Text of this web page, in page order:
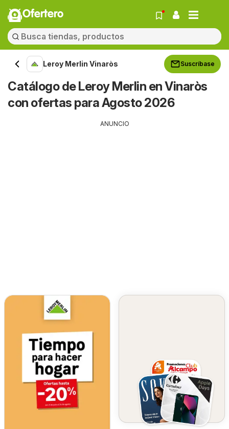
Ofertero
Leroy Merlin Vinaròs Suscríbase
Catálogo de Leroy Merlin en Vinaròs
con ofertas para Agosto 2026
ANUNCIO